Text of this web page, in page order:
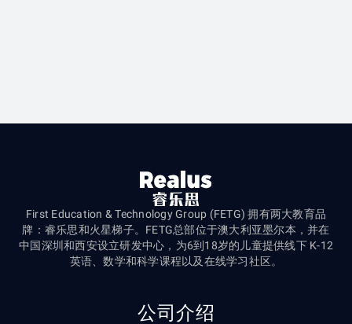
First Education & Technology Group (FETG) 拥有两大教育品
牌：睿乐思和火星梯子。FETG总部位于澳大利亚墨尔本，并在
中国深圳和西安设立研发中心，为6到18岁的儿童提供线下 K-12
英语、数学和科学课程以及在线学习社区。
公司介绍